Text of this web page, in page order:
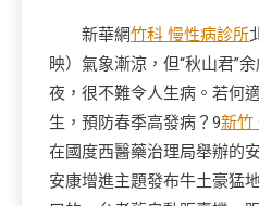
新華網竹科 慢性病診所
映）氣象漸涼，但“秋山君”
夜，很不難令人生病。若何
生，預防春季高發病？9新竹
在國度西醫藥治理局舉辦的
安康增進主題發布牛土豪猛